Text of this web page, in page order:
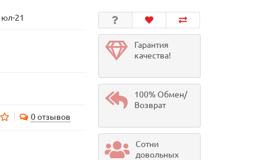
юл-21
0 отзывов
Гарантия
качества!
100% Обмен/
Возврат
Сотни
довольных